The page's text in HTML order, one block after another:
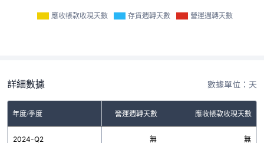
應收帳款收現天數 存貨週轉天數 營運週轉天數
詳細數據 數據單位：天
年度/季度
存貨週轉天數 營運週轉天數 應收帳款收現天數
2024-Q2 無 無